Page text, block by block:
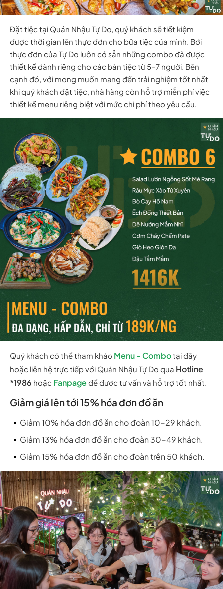
Đặt tiệc tại Quán Nhậu Tự Do, quý khách sẽ tiết kiệm
được thời gian lên thực đơn cho bữa tiệc của mình. Bởi
thực đơn của Tự Do luôn có sẵn những combo đã được
thiết kế dành riêng cho các bàn tiệc từ 5-7 người. Bên
cạnh đó, với mong muốn mang đến trải nghiệm tốt nhất
khi quý khách đặt tiệc, nhà hàng còn hỗ trợ miễn phí việc
thiết kế menu riêng biệt với mức chi phí theo yêu cầu.
Quý khách có thể tham khảo Menu - Combotại đây
hoặc liên hệ trực tiếp với Quán Nhậu Tự Do qua Hotline
*1986 hoặc Fanpage để được tư vấn và hỗ trợ tốt nhất.
Giảm giá lên tới 15% hóa đơn đồ ăn
Giảm 10% hóa đơn đồ ăn cho đoàn 10-29 khách.
Giảm 13% hóa đơn đồ ăn cho đoàn 30-49 khách.
Giảm 15% hóa đơn đồ ăn cho đoàn trên 50 khách.